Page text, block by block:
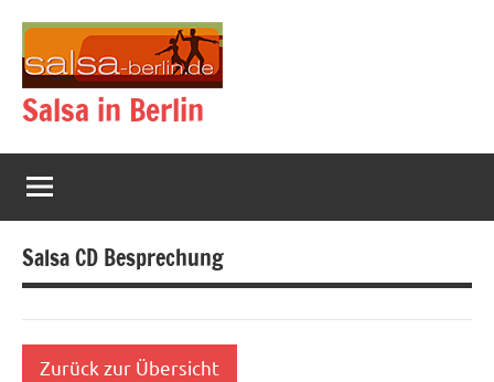
springen
Salsa in Berlin
Salsa CD Besprechung
Zurück zur Übersicht